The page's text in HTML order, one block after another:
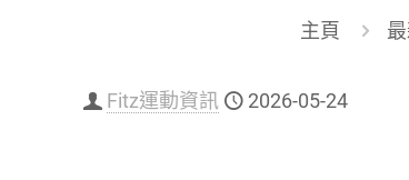
主頁
Fitz運動資訊 2026-05-24